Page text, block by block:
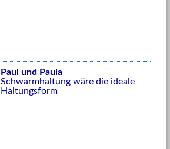
Paul und Paula
Schwarmhaltung wäre die ideale
Haltungsform